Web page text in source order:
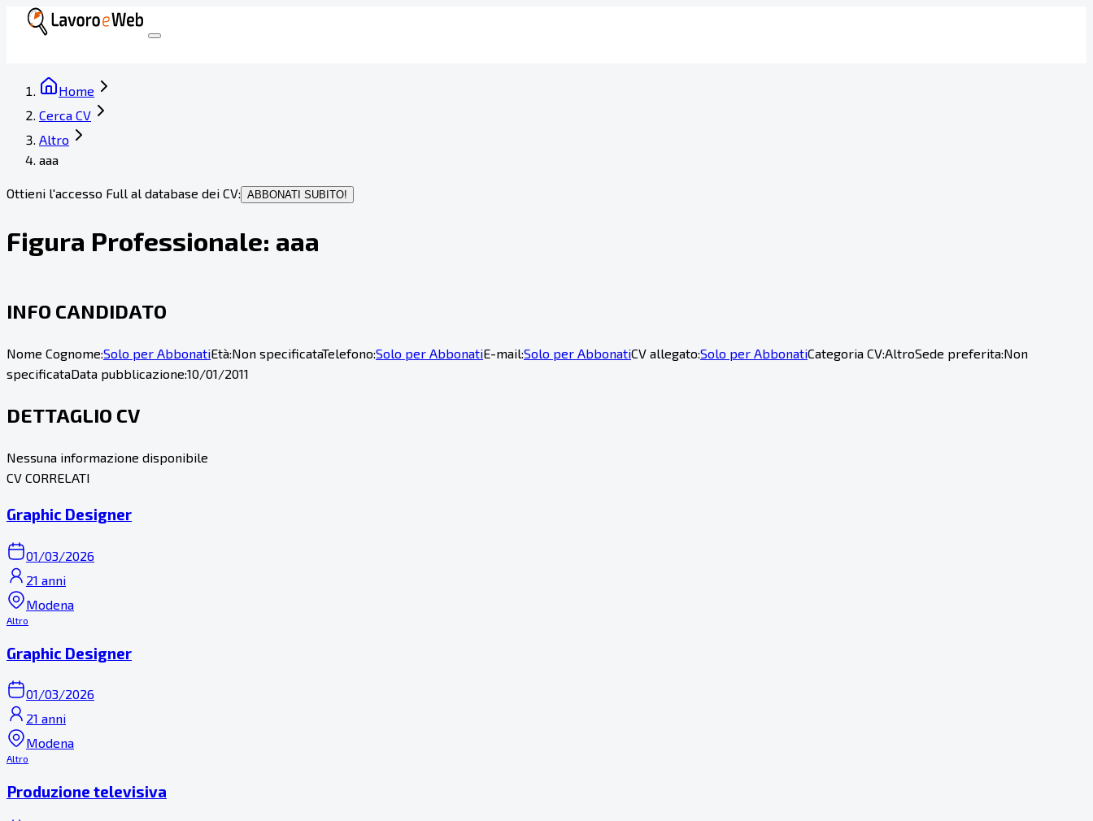
Home
Cerca CV
Altro
aaa
Ottieni l'accesso Full al database dei CV: ABBONATI SUBITO!
Figura Professionale: aaa
INFO CANDIDATO
Nome Cognome:Solo per AbbonatiEtà:Non specificataTelefono:Solo per AbbonatiE-mail:Solo per AbbonatiCV allegato:Solo per AbbonatiCategoria CV:AltroSede preferita:Non
specificataData pubblicazione:10/01/2011
DETTAGLIO CV
Nessuna informazione disponibile
CV CORRELATI
Graphic Designer
01/03/2026
21 anni
Modena
Altro
Graphic Designer
01/03/2026
21 anni
Modena
Altro
Produzione televisiva